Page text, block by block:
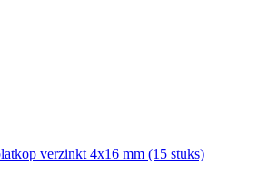
verzinkt 4x16 mm (15 stuks)